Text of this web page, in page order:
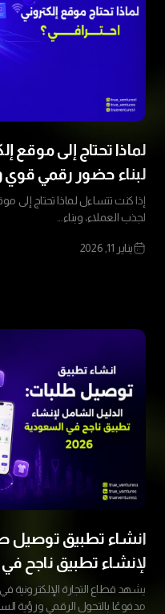
لماذا تحتاج إلى موقع
لبناء حضور رقمي
إذا كنت تتساءل لماذا تحتاج إلى
لجذب العملاء، وبناء...
يناير 11, 2026
انشاء تطبيق توصيل
لإنشاء تطبيق ناجح في
يشهد قطاع التجارة الإلكترونية
مدفوعًا بالتحول الرقمي ورؤية